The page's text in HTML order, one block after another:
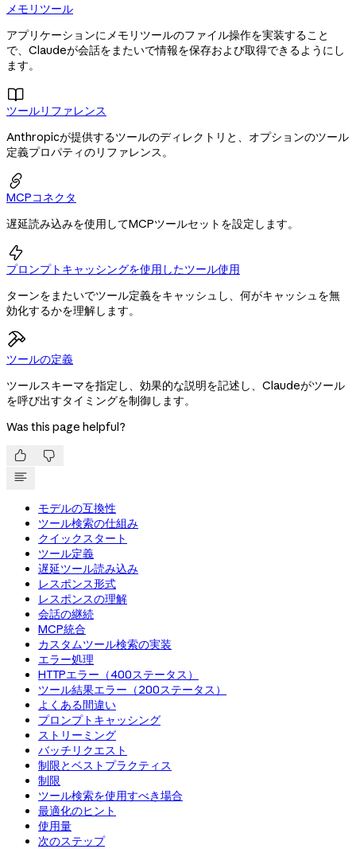
メモリツール
アプリケーションにメモリツールのファイル操作を実装すること
で、Claudeが会話をまたいで情報を保存および取得できるようにし
ます。

ツールリファレンス
Anthropicが提供するツールのディレクトリと、オプションのツール
定義プロパティのリファレンス。

MCPコネクタ
遅延読み込みを使用してMCPツールセットを設定します。

プロンプトキャッシングを使用したツール使用
ターンをまたいでツール定義をキャッシュし、何がキャッシュを無
効化するかを理解します。
ツールの定義
ツールスキーマを指定し、効果的な説明を記述し、Claudeがツール
を呼び出すタイミングを制御します。
Was this page helpful?
 
モデルの互換性
ツール検索の仕組み
クイックスタート
ツール定義
遅延ツール読み込み
レスポンス形式
レスポンスの理解
会話の継続
MCP統合
カスタムツール検索の実装
エラー処理
HTTPエラー（400ステータス）
ツール結果エラー（200ステータス）
よくある間違い
プロンプトキャッシング
ストリーミング
バッチリクエスト
制限とベストプラクティス
制限
ツール検索を使用すべき場合
最適化のヒント
使用量
次のステップ